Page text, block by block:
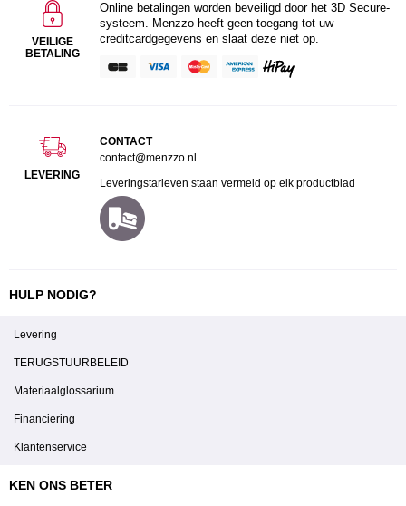
VEILIGE
BETALING
Online betalingen worden beveiligd door het 3D Secure-
systeem. Menzzo heeft geen toegang tot uw
creditcardgegevens en slaat deze niet op.
LEVERING
CONTACT
contact@menzzo.nl
Leveringstarieven staan vermeld op elk productblad
HULP NODIG?
Levering
TERUGSTUURBELEID
Materiaalglossarium
Financiering
Klantenservice
KEN ONS BETER